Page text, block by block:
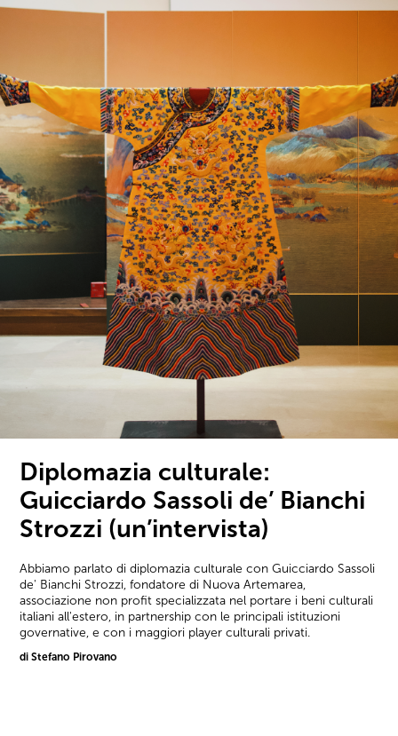
Diplomazia culturale:
Guicciardo Sassoli de’ Bianchi
Strozzi (un’intervista)
Abbiamo parlato di diplomazia culturale con Guicciardo Sassoli
de' Bianchi Strozzi, fondatore di Nuova Artemarea,
associazione non profit specializzata nel portare i beni culturali
italiani all'estero, in partnership con le principali istituzioni
governative, e con i maggiori player culturali privati.
di Stefano Pirovano